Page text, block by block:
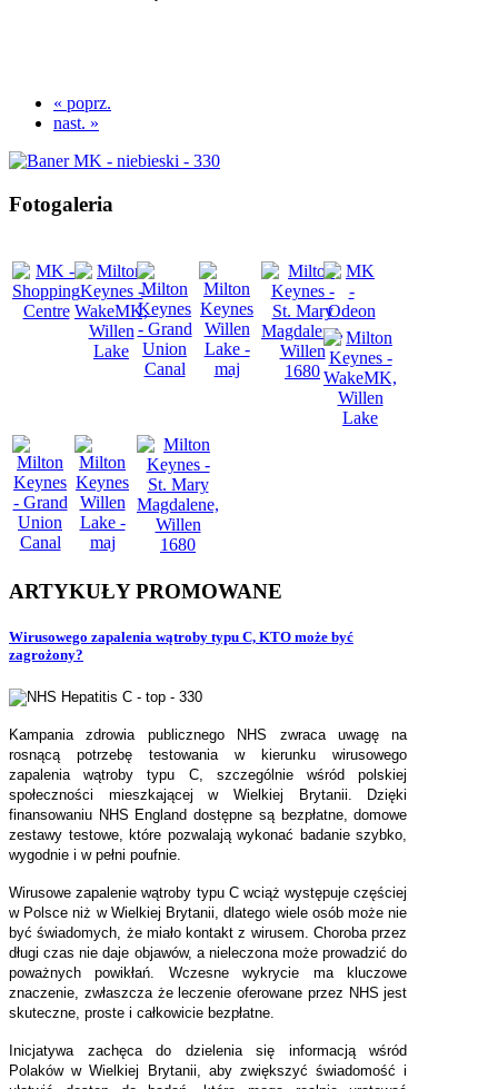
« poprz.
nast. »
Fotogaleria
ARTYKUŁYPROMOWANE
Wirusowego zapalenia wątroby typu C, KTO może być
zagrożony?
Kampania zdrowia publicznego NHS zwraca uwagę na
rosnącą potrzebę testowania w kierunku wirusowego
zapalenia wątroby typu C, szczególnie wśród polskiej
społeczności mieszkającej w Wielkiej Brytanii. Dzięki
finansowaniu NHS England dostępne są bezpłatne, domowe
zestawy testowe, które pozwalają wykonać badanie szybko,
wygodnie i w pełni poufnie.
Wirusowe zapalenie wątroby typu C wciąż występuje częściej
w Polsce niż w Wielkiej Brytanii, dlatego wiele osób może nie
być świadomych, że miało kontakt z wirusem. Choroba przez
długi czas nie daje objawów, a nieleczona może prowadzić do
poważnych powikłań. Wczesne wykrycie ma kluczowe
znaczenie, zwłaszcza że leczenie oferowane przez NHS jest
skuteczne, proste i całkowicie bezpłatne.
Inicjatywa zachęca do dzielenia się informacją wśród
Polaków w Wielkiej Brytanii, aby zwiększyć świadomość i